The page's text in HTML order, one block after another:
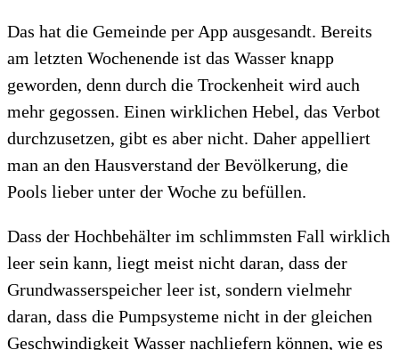
Das hat die Gemeinde per App ausgesandt. Bereits
am letzten Wochenende ist das Wasser knapp
geworden, denn durch die Trockenheit wird auch
mehr gegossen. Einen wirklichen Hebel, das Verbot
durchzusetzen, gibt es aber nicht. Daher appelliert
man an den Hausverstand der Bevölkerung, die
Pools lieber unter der Woche zu befüllen.
Dass der Hochbehälter im schlimmsten Fall wirklich
leer sein kann, liegt meist nicht daran, dass der
Grundwasserspeicher leer ist, sondern vielmehr
daran, dass die Pumpsysteme nicht in der gleichen
Geschwindigkeit Wasser nachliefern können, wie es